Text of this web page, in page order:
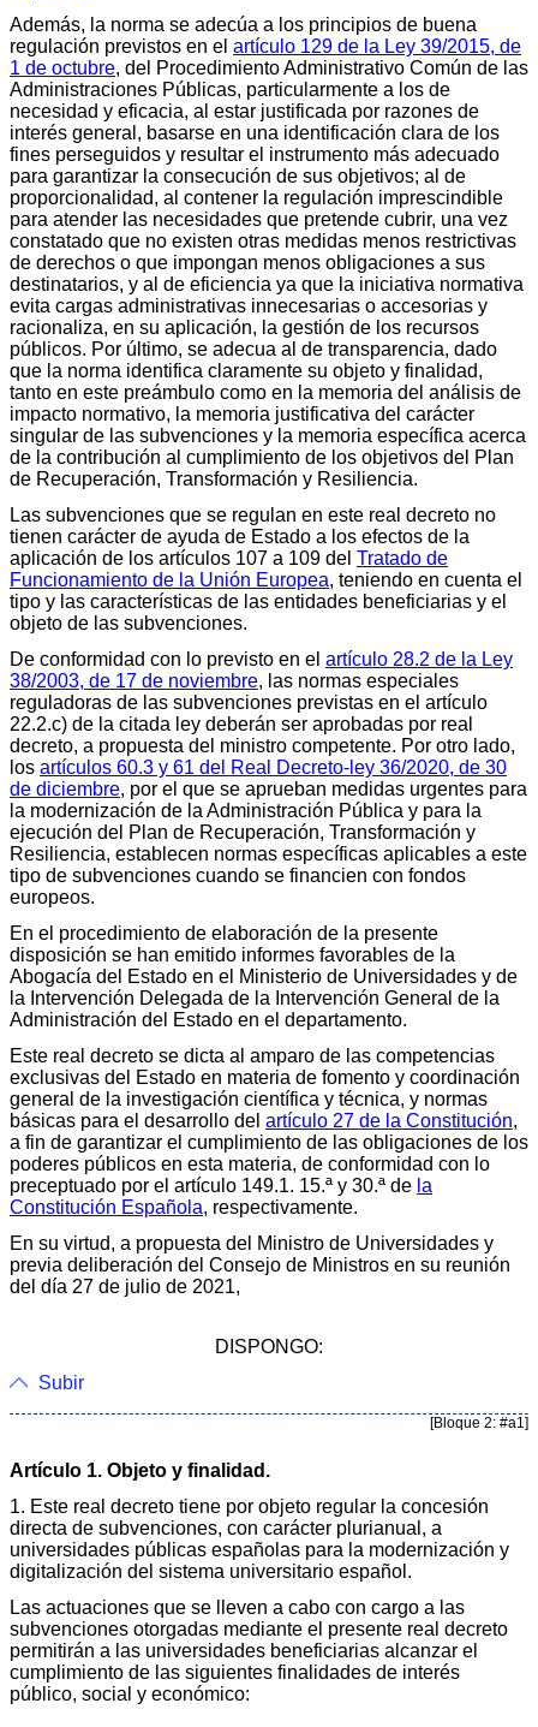
Además, la norma se adecúa a los principios de buena
regulación previstos en el artículo 129 de la Ley 39/2015, de
1 de octubre, del Procedimiento Administrativo Común de las
Administraciones Públicas, particularmente a los de
necesidad y eficacia, al estar justificada por razones de
interés general, basarse en una identificación clara de los
fines perseguidos y resultar el instrumento más adecuado
para garantizar la consecución de sus objetivos; al de
proporcionalidad, al contener la regulación imprescindible
para atender las necesidades que pretende cubrir, una vez
constatado que no existen otras medidas menos restrictivas
de derechos o que impongan menos obligaciones a sus
destinatarios, y al de eficiencia ya que la iniciativa normativa
evita cargas administrativas innecesarias o accesorias y
racionaliza, en su aplicación, la gestión de los recursos
públicos. Por último, se adecua al de transparencia, dado
que la norma identifica claramente su objeto y finalidad,
tanto en este preámbulo como en la memoria del análisis de
impacto normativo, la memoria justificativa del carácter
singular de las subvenciones y la memoria específica acerca
de la contribución al cumplimiento de los objetivos del Plan
de Recuperación, Transformación y Resiliencia.
Las subvenciones que se regulan en este real decreto no
tienen carácter de ayuda de Estado a los efectos de la
aplicación de los artículos 107 a 109 del Tratado de
Funcionamiento de la Unión Europea, teniendo en cuenta el
tipo y las características de las entidades beneficiarias y el
objeto de las subvenciones.
De conformidad con lo previsto en el artículo 28.2 de la Ley
38/2003, de 17 de noviembre, las normas especiales
reguladoras de las subvenciones previstas en el artículo
22.2.c) de la citada ley deberán ser aprobadas por real
decreto, a propuesta del ministro competente. Por otro lado,
los artículos 60.3 y 61 del Real Decreto-ley 36/2020, de 30
de diciembre, por el que se aprueban medidas urgentes para
la modernización de la Administración Pública y para la
ejecución del Plan de Recuperación, Transformación y
Resiliencia, establecen normas específicas aplicables a este
tipo de subvenciones cuando se financien con fondos
europeos.
En el procedimiento de elaboración de la presente
disposición se han emitido informes favorables de la
Abogacía del Estado en el Ministerio de Universidades y de
la Intervención Delegada de la Intervención General de la
Administración del Estado en el departamento.
Este real decreto se dicta al amparo de las competencias
exclusivas del Estado en materia de fomento y coordinación
general de la investigación científica y técnica, y normas
básicas para el desarrollo del artículo 27 de la Constitución,
a fin de garantizar el cumplimiento de las obligaciones de los
poderes públicos en esta materia, de conformidad con lo
preceptuado por el artículo 149.1. 15.ª y 30.ª de la
Constitución Española, respectivamente.
En su virtud, a propuesta del Ministro de Universidades y
previa deliberación del Consejo de Ministros en su reunión
del día 27 de julio de 2021,
DISPONGO:
Subir
[Bloque 2: #a1]
Artículo 1. Objeto y finalidad.
1. Este real decreto tiene por objeto regular la concesión
directa de subvenciones, con carácter plurianual, a
universidades públicas españolas para la modernización y
digitalización del sistema universitario español.
Las actuaciones que se lleven a cabo con cargo a las
subvenciones otorgadas mediante el presente real decreto
permitirán a las universidades beneficiarias alcanzar el
cumplimiento de las siguientes finalidades de interés
público, social y económico: